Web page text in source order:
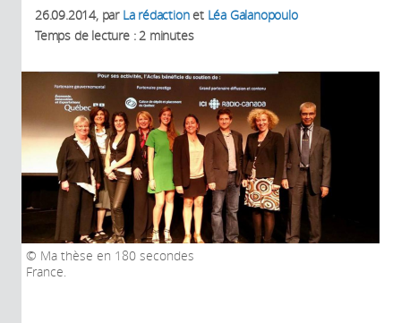
26.09.2014, par La rédactionet Léa Galanopoulo
Temps de lecture : 2 minutes
Ma thèse en 180 secondes
France.